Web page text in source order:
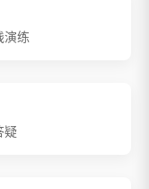
演练
疑